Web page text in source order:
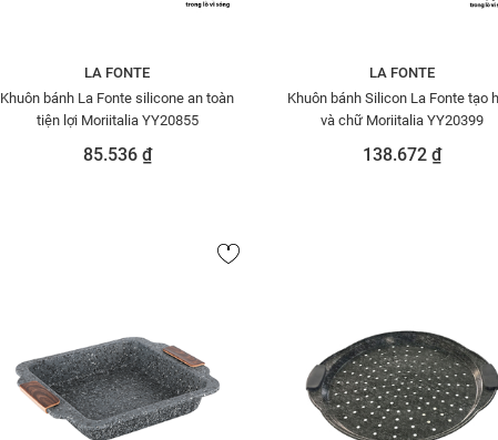
LA FONTE
Khuôn bánh La Fonte silicone an toàn
tiện lợi Moriitalia YY20855
85.536 ₫
LA FONTE
Khuôn bánh Silicon La Fonte tạo
và chữ Moriitalia YY20399
138.672 ₫